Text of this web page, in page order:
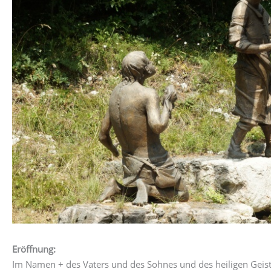
Eröffnung:
Im Namen + des Vaters und des Sohnes und des heiligen